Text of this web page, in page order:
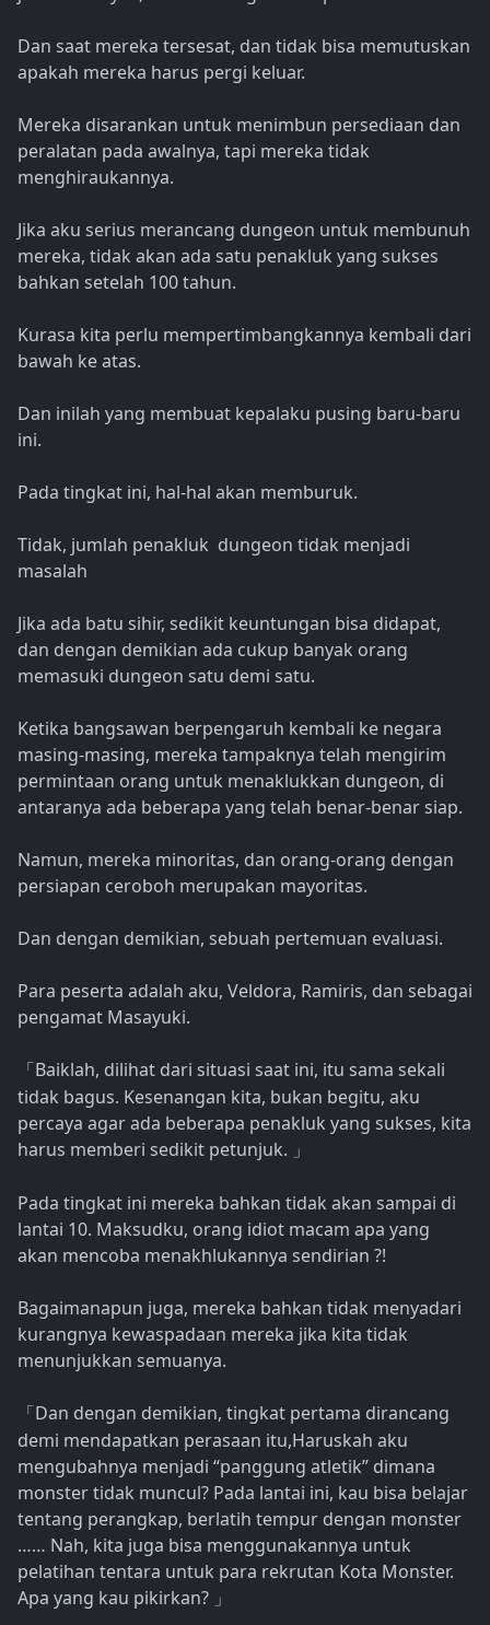
Dan saat mereka tersesat, dan tidak bisa memutuskan
apakah mereka harus pergi keluar.
Mereka disarankan untuk menimbun persediaan dan
peralatan pada awalnya, tapi mereka tidak
menghiraukannya.
Jika aku serius merancang dungeon untuk membunuh
mereka, tidak akan ada satu penakluk yang sukses
bahkan setelah 100 tahun.
Kurasa kita perlu mempertimbangkannya kembali dari
bawah ke atas.
Dan inilah yang membuat kepalaku pusing baru-baru
ini.
Pada tingkat ini, hal-hal akan memburuk.
Tidak, jumlah penakluk dungeon tidak menjadi
masalah
Jika ada batu sihir, sedikit keuntungan bisa didapat,
dan dengan demikian ada cukup banyak orang
memasuki dungeon satu demi satu.
Ketika bangsawan berpengaruh kembali ke negara
masing-masing, mereka tampaknya telah mengirim
permintaan orang untuk menaklukkan dungeon, di
antaranya ada beberapa yang telah benar-benar siap.
Namun, mereka minoritas, dan orang-orang dengan
persiapan ceroboh merupakan mayoritas.
Dan dengan demikian, sebuah pertemuan evaluasi.
Para peserta adalah aku, Veldora, Ramiris, dan sebagai
pengamat Masayuki.
「 Baiklah, dilihat dari situasi saat ini, itu sama sekali
tidak bagus. Kesenangan kita, bukan begitu, aku
percaya agar ada beberapa penakluk yang sukses, kita
harus memberi sedikit petunjuk.
」
Pada tingkat ini mereka bahkan tidak akan sampai di
lantai 10. Maksudku, orang idiot macam apa yang
akan mencoba menakhlukannya sendirian ?!
Bagaimanapun juga, mereka bahkan tidak menyadari
kurangnya kewaspadaan mereka jika kita tidak
menunjukkan semuanya.
「 Dan dengan demikian, tingkat pertama dirancang
demi mendapatkan perasaan itu,Haruskah aku
mengubahnya menjadi “panggung atletik” dimana
monster tidak muncul? Pada lantai ini, kau bisa belajar
tentang perangkap, berlatih tempur dengan monster
…… Nah, kita juga bisa menggunakannya untuk
pelatihan tentara untuk para rekrutan Kota Monster.
Apa yang kau pikirkan? 」